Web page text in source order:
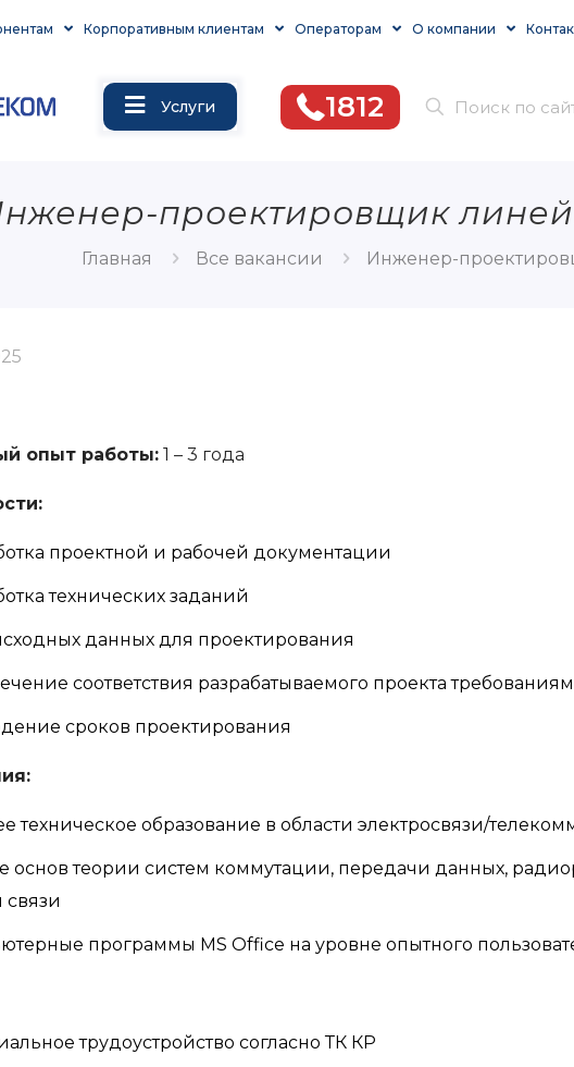
Корпоративным клиентам Операторам О компании
Услуги 1812
проектировщик
Главная Все вакансии Инженер-
опыт работы:1 – 3 года
проектной и рабочей документации
технических заданий
данных для проектирования
соответствия разрабатываемого проекта
сроков проектирования
техническое образование в области электросвязи/
основ теории систем коммутации, передачи данных,
программы MS Office на уровне опытного
трудоустройство согласно ТК КР